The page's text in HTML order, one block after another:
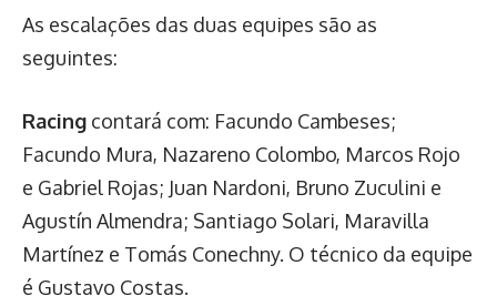
As escalações das duas equipes são as
seguintes:
Racing contará com: Facundo Cambeses;
Facundo Mura, Nazareno Colombo, Marcos Rojo
e Gabriel Rojas; Juan Nardoni, Bruno Zuculini e
Agustín Almendra; Santiago Solari, Maravilla
Martínez e Tomás Conechny. O técnico da equipe
é Gustavo Costas.